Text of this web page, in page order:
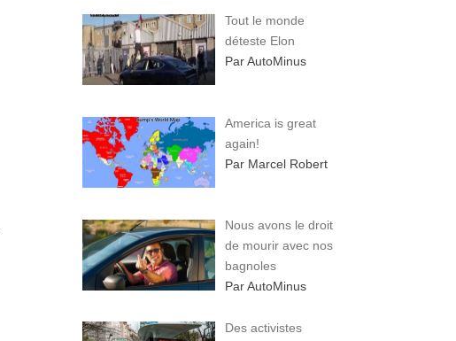
Tout le monde
déteste Elon
Par AutoMinus
America is great
again!
Par Marcel Robert
Nous avons le droit
de mourir avec nos
bagnoles
Par AutoMinus
Des activistes